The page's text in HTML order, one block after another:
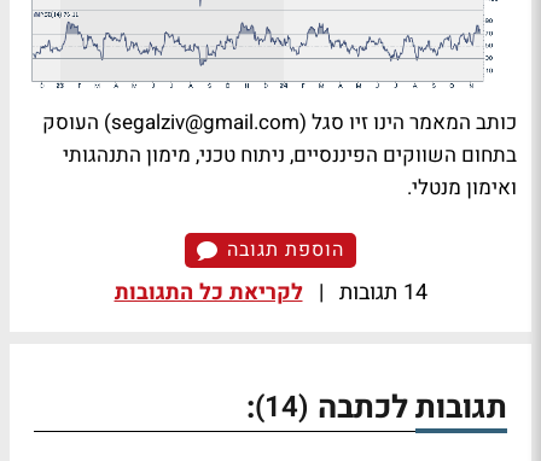
כותב המאמר הינו זיו סגל (segalziv@gmail.com) העוסק
בתחום השווקים הפיננסיים, ניתוח טכני, מימון התנהגותי
ואימון מנטלי.
הוספת תגובה
14 תגובות | לקריאת כל התגובות
תגובות לכתבה (14)
: